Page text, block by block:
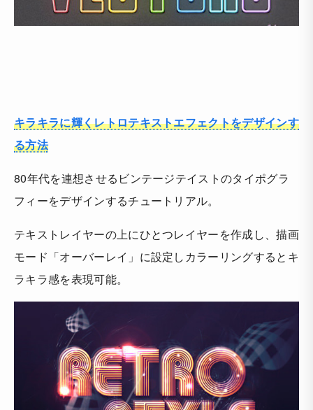
キラキラに輝くレトロテキストエフェクトをデザインす
る方法
80年代を連想させるビンテージテイストのタイポグラ
フィーをデザインするチュートリアル。
テキストレイヤーの上にひとつレイヤーを作成し、描画
モード「オーバーレイ」に設定しカラーリングするとキ
ラキラ感を表現可能。